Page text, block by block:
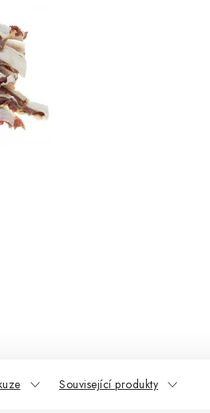
Související produkty